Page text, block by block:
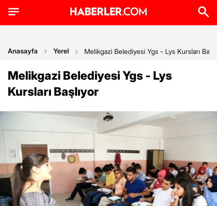
Anasayfa Yerel Melikgazi Belediyesi Ygs - Lys Kursları
Melikgazi Belediyesi Ygs - Lys
Kursları Başlıyor